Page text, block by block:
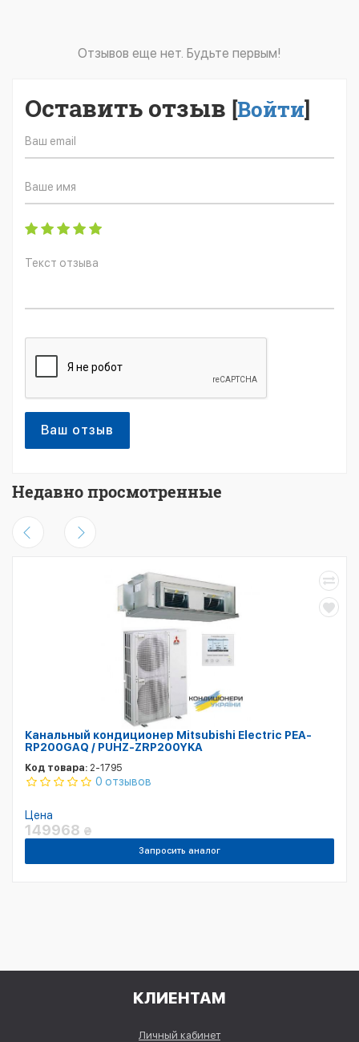
Отзывов еще нет. Будьте первым!
Оставить отзыв [Войти]
Ваш отзыв
Недавно просмотренные
Канальный кондиционер Mitsubishi Electric PEA-
RP200GAQ / PUHZ-ZRP200YKA
Код товара: 2-1795
0 отзывов
Цена
149968 ₴
Запросить аналог
КЛИЕНТАМ
Личный кабинет